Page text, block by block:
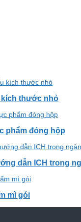
kích thước nhỏ
phẩm đóng hộp
dẫn ICH trong
mì gói